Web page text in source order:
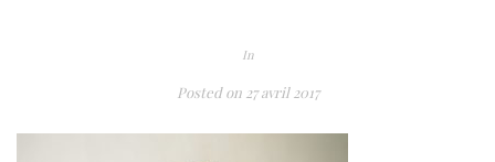
In
Posted on27 avril 2017